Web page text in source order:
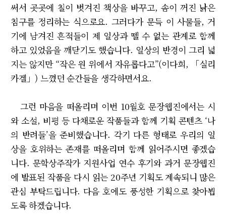
써서 곳곳에 칠이 벗겨진 책상을 바꾸고, 솜이 꺼진 낡은
침구를 정리하는 식으로요. 그러다가 문득 이 사물들, 거
기에 남겨진 흔적들이 제 일상과 뗄 수 없는 관계로 함께
하고 있었음을 깨닫기도 했습니다. 일상의 반경이 그리 넓
지는 않지만 “작은 원 위에서 자유롭다고”(이다희, 「실리
카겔」) 느꼈던 순간들을 생각하면서요.
그런 마음을 떠올리며 이번 10월호 문장웹진에서는 시
와 소설, 비평 등 다채로운 작품들과 함께 기획 콘텐츠 ‘나
의 반려들’을 준비했습니다. 각기 다른 형태로 우리의 일
상을 호위하는 존재를 떠올리며 함께 읽어주시면 좋겠습
니다. 문학상주작가 지원사업 연수 후기와 과거 문장웹진
에 발표된 작품을 다시 읽는 20주년 기획도 계속되니 많은
관심 부탁드립니다. 다음 호에도 풍성한 기획으로 찾아뵙
도록 하겠습니다.